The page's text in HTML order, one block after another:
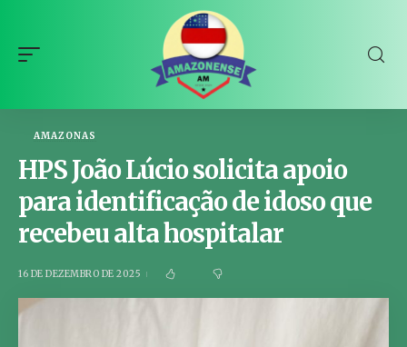
AMAZONAS
HPS João Lúcio solicita apoio
para identificação de idoso que
recebeu alta hospitalar
16 DE DEZEMBRO DE 2025